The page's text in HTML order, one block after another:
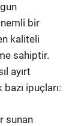
bir
kaliteli
sahiptir.
ayırt
ipuçları:
sunan